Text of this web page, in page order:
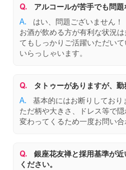
Q.
アルコールが苦手でも問
A.
はい、問題ございません！
お酒が飲める方が有利な状況
てもしっかりご活躍いただい
いらっしゃいます。
Q.
タトゥーがありますが、
A.
基本的にはお断りしており
ただ柄や大きさ、ドレス等で
変わってくるため一度お問い合
Q.
銀座花友禅と採用基準が
ください。